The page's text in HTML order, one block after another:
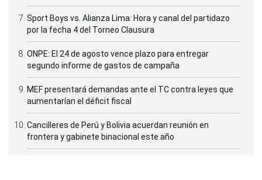
Sport Boys vs. Alianza Lima: Hora y canal del partidazo
por la fecha 4 del Torneo Clausura
ONPE: El 24 de agosto vence plazo para entregar
segundo informe de gastos de campaña
MEF presentará demandas ante el TC contra leyes que
aumentarían el déficit fiscal
Cancilleres de Perú y Bolivia acuerdan reunión en
frontera y gabinete binacional este año